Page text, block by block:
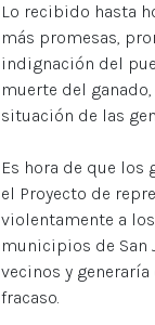
Lo recibido hasta
más promesas,
indignación del
muerte del
situación de las
Es hora de que
el Proyecto de
violentamente a
municipios de San
vecinos y
fracaso.